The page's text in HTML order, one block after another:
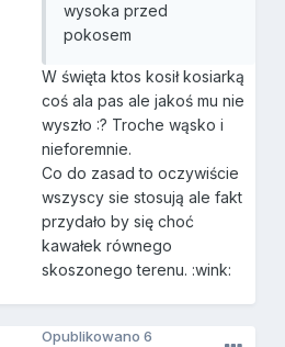
wysoka przed
pokosem
W święta ktos kosił kosiarką
coś ala pas ale jakoś mu nie
wyszło :? Troche wąsko i
nieforemnie.
Co do zasad to oczywiście
wszyscy sie stosują ale fakt
przydało by się choć
kawałek równego
skoszonego terenu. :wink:
Opublikowano6